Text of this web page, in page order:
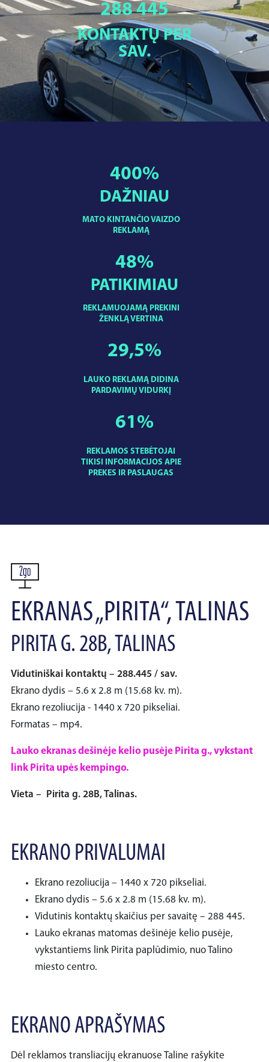
288 445
KONTAKTŲ PER
SAV.
MATO KINTANČIO VAIZDO
REKLAMĄ
400%
DAŽNIAU
REKLAMUOJAMĄ PREKINI
ŽENKLĄ VERTINA
48%
PATIKIMIAU
LAUKO REKLAMĄ DIDINA
PARDAVIMŲ VIDURKĮ
29,5%
REKLAMOS STEBĖTOJAI
TIKISI INFORMACIJOS APIE
PREKES IR PASLAUGAS
61%
EKRANAS „PIRITA“, TALINAS
PIRITA G. 28B, TALINAS
Vidutiniškai kontaktų – 288.445 / sav.
Ekrano dydis – 5.6 x 2.8 m (15.68 kv. m).
Ekrano rezoliucija - 1440 x 720 pikseliai.
Formatas – mp4.
Lauko ekranas dešinėje kelio pusėje Pirita g., vykstant
link Pirita upės kempingo.
Vieta – Pirita g. 28B, Talinas.
EKRANO PRIVALUMAI
Ekrano rezoliucija – 1440 x 720 pikseliai.
Ekrano dydis – 5.6 x 2.8 m (15.68 kv. m).
Vidutinis kontaktų skaičius per savaitę – 288 445.
Lauko ekranas matomas dešinėje kelio pusėje,
vykstantiems link Pirita paplūdimio, nuo Talino
miesto centro.
EKRANO APRAŠYMAS
Dėl reklamos transliacijų ekranuose Taline rašykite